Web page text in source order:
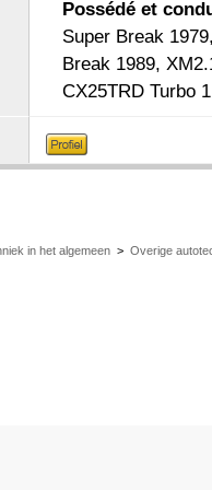
Possédé et
Super Break
Break 1989,
CX25TRD Turbo
in het algemeen > Overige